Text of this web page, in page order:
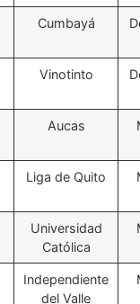
Cumbayá
Vinotinto
Aucas
Liga de Quito
Universidad
Católica
Independiente
del Valle